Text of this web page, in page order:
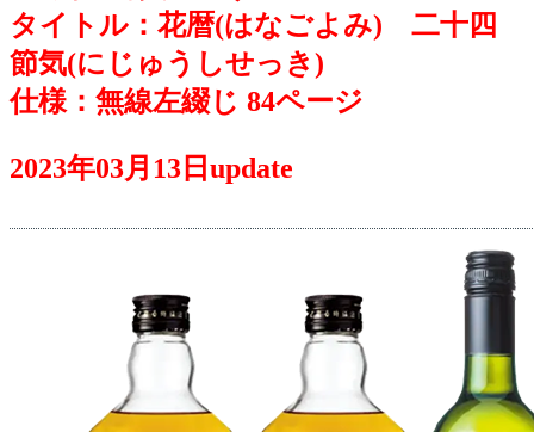
タイトル：花暦(はなごよみ) 二十四
節気(にじゅうしせっき)
仕様：無線左綴じ 84ページ
2023年03月13日update